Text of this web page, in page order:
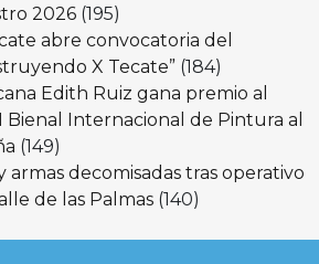
2026 (195)
abre convocatoria del
X Tecate” (184)
Edith Ruiz gana premio al
Bienal Internacional de Pintura al
(149)
armas decomisadas tras operativo
de las Palmas (140)